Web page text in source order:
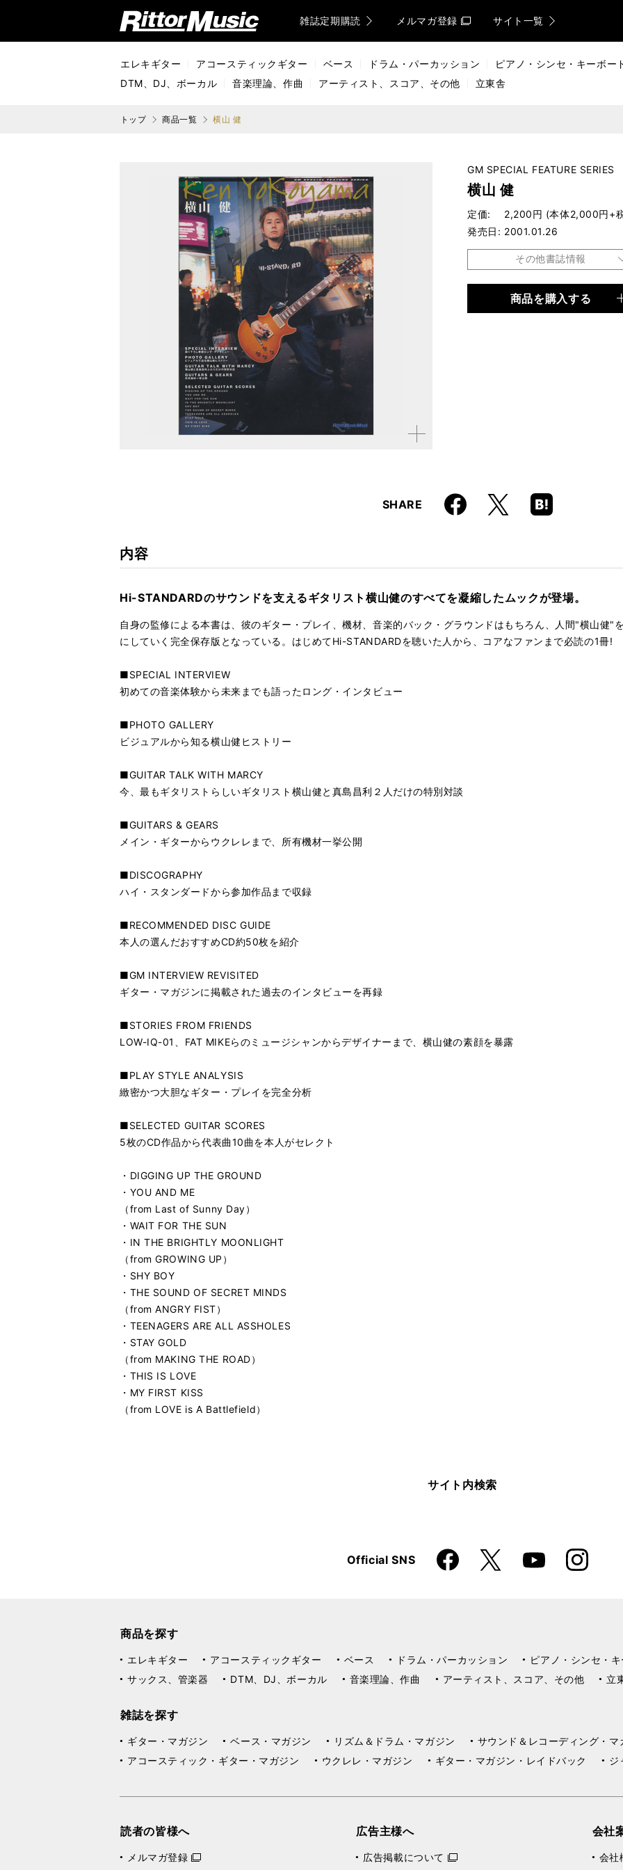
リットーミュージック (Rittor Music) 雑誌定期購読 メルマガ登録 サイト一覧
エレキギター アコースティックギター ベース ドラム・パーカッション ピアノ・シンセ・キーボー
DTM、DJ、ボーカル
音楽理論、作曲 アーティスト、スコア、その他 立東舎
トップ 商品一覧 横山 健
拡大す
GM SPECIAL FEATURE SERIES
横山 健
定価
2,200円 (本体2,000円+
発売日
2001.01.26
その他書誌情報
ムック
商品を購入する
SHARE Faceboo
k
X
Hatena
Boo
内容
Hi-STANDARDのサウンドを支えるギタリスト横山健のすべてを凝縮したムックが登場。
自身の監修による本書は、彼のギター・プレイ、機材、音楽的バック・グラウンドはもちろん、人間"横山健"
にしていく完全保存版となっている。はじめてHi-STANDARDを聴いた人から、コアなファンまで必読の1冊!
■SPECIAL INTERVIEW
初めての音楽体験から未来までも語ったロング・インタビュー
■PHOTO GALLERY
ビジュアルから知る横山健ヒストリー
■GUITAR TALK WITH MARCY
今、最もギタリストらしいギタリスト横山健と真島昌利２人だけの特別対談
■GUITARS & GEARS
メイン・ギターからウクレレまで、所有機材一挙公開
■DISCOGRAPHY
ハイ・スタンダードから参加作品まで収録
■RECOMMENDED DISC GUIDE
本人の選んだおすすめCD約50枚を紹介
■GM INTERVIEW REVISITED
ギター・マガジンに掲載された過去のインタビューを再録
■STORIES FROM FRIENDS
LOW-IQ-01、FAT MIKEらのミュージシャンからデザイナーまで、横山健の素顔を暴露
■PLAY STYLE ANALYSIS
緻密かつ大胆なギター・プレイを完全分析
■SELECTED GUITAR SCORES
5枚のCD作品から代表曲10曲を本人がセレクト
・DIGGING UP THE GROUND
・YOU AND ME
（from Last of Sunny Day）
・WAIT FOR THE SUN
・IN THE BRIGHTLY MOONLIGHT
（from GROWING UP）
・SHY BOY
・THE SOUND OF SECRET MINDS
（from ANGRY FIST）
・TEENAGERS ARE ALL ASSHOLES
・STAY GOLD
（from MAKING THE ROAD）
・THIS IS LOVE
・MY FIRST KISS
（from LOVE is A Battlefield）
サイト内検索
Official SNSFaceboo
k
X YouTube Instagra
m
商品を探す
エレキギター アコースティックギター ベース ドラム・パーカッション ピアノ・シンセ・キ
サックス、管楽器
DTM、DJ、ボーカル 音楽理論、作曲 アーティスト、スコア、その他 立
雑誌を探す
ギター・マガジン ベース・マガジン リズム＆ドラム・マガジン
サウンド＆レコーディング・マ
アコースティック・ギター・マガジン
ウクレレ・マガジン ギター・マガジン・レイドバック ジ
読者の皆様へ
メルマガ登録
広告主様へ
広告掲載について
会社
会社